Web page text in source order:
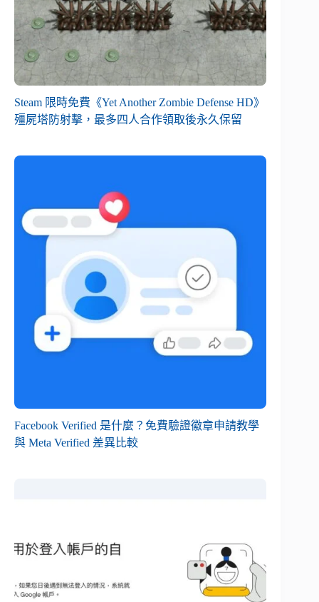
Steam 限時免費《Yet Another Zombie Defense HD》
殭屍塔防射擊，最多四人合作領取後永久保留
Facebook Verified 是什麼？免費驗證徽章申請教學
與 Meta Verified 差異比較